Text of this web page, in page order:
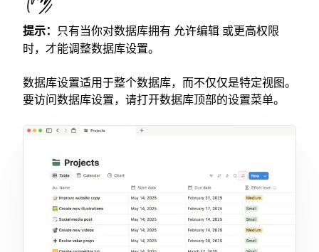
提示： 只有当你对数据库拥有 允许编辑 或更高权限
时，才能调整数据库设置。
数据库设置适用于整个数据库，而不仅仅是特定视图。
要访问数据库设置，请打开数据库顶部的设置菜单。